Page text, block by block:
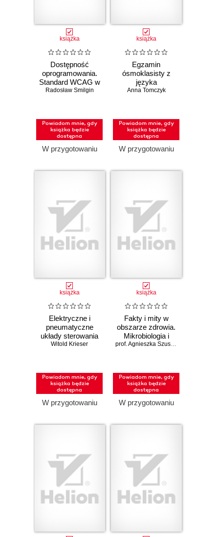
książka
Dostępność
oprogramowania.
Standard WCAG w
praktyce
Radosław Smilgin
Powiadom mnie, gdy
książka będzie
dostępna
W przygotowaniu
książka
Egzamin
ósmoklasisty z
języka
angielskiego -
Anna Tomczyk
Powiadom mnie, gdy
książka będzie
dostępna
W przygotowaniu
książka
Elektryczne i
pneumatyczne
układy sterowania
w pigułce
Witold Krieser
Powiadom mnie, gdy
książka będzie
dostępna
W przygotowaniu
książka
Fakty i mity w
obszarze zdrowia.
Mikrobiologia i
wakcynologia prof. Agnieszka Szuster-Ciesielska; dr Tomasz Dziecištkowski
Powiadom mnie, gdy
książka będzie
dostępna
W przygotowaniu